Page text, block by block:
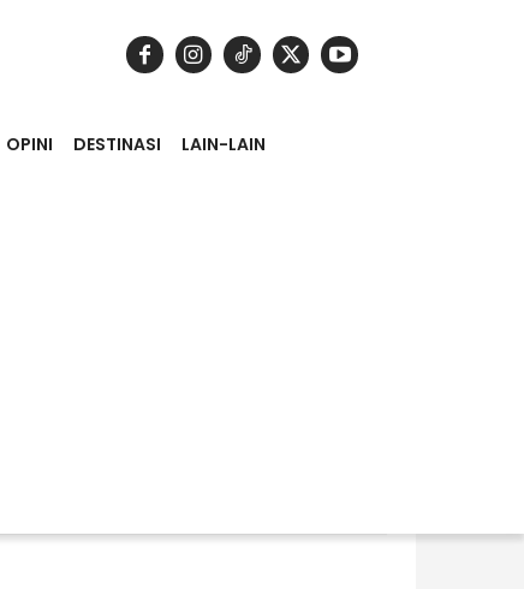
OPINI DESTINASI LAIN-LAIN